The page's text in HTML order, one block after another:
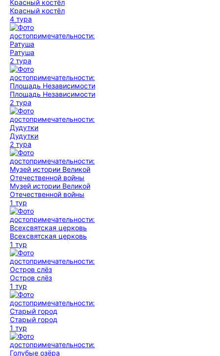
Красный костёл
4 тура
Ратуша
2 тура
Площадь Независимости
2 тура
Дудутки
2 тура
Музей истории Великой
Отечественной войны
1 тур
Всехсвятская церковь
1 тур
Остров слёз
1 тур
Старый город
1 тур